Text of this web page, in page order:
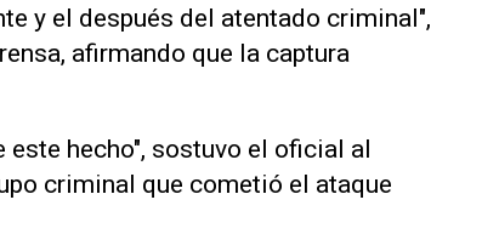
y el después del atentado criminal",
afirmando que la captura
hecho", sostuvo el oficial al
criminal que cometió el ataque